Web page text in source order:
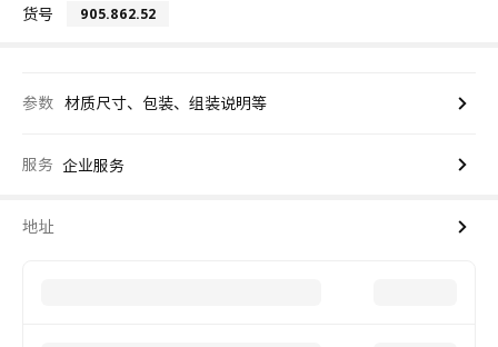
货号 905.862.52
参数 材质尺寸、包装、组装说明等
服务 企业服务
地址